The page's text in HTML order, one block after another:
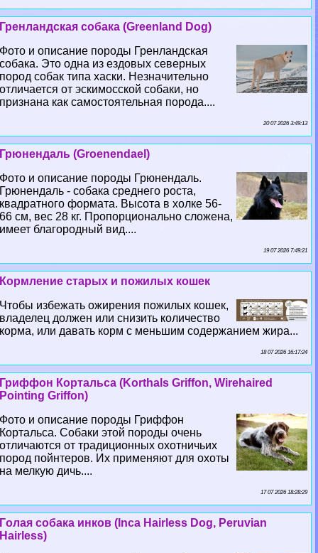
Гренландская собака (Greenland Dog)
Фото и описание породы Гренландская
собака. Это одна из ездовых северных
пород собак типа хаски. Незначительно
отличается от эскимосской собаки, но
признана как самостоятельная порода....
20 07 2026 3:49:13
Грюнендаль (Groenendael)
Фото и описание породы Грюнендаль.
Грюнендаль - собака среднего роста,
квадратного формата. Высота в холке 56-
66 см, вес 28 кг. Пропорционально сложена,
имеет благородный вид....
19 07 2026 7:49:21
Кормление старых и пожилых кошек
Чтобы избежать ожирения пожилых кошек,
владелец должен или снизить количество
корма, или давать корм с меньшим содержанием жира...
18 07 2026 16:17:24
Гриффон Кортальса (Korthals Griffon, Wirehaired
Pointing Griffon)
Фото и описание породы Гриффон
Кортальса. Собаки этой породы очень
отличаются от традиционных охотничьих
пород пойнтеров. Их применяют для охоты
на мелкую дичь....
17 07 2026 18:28:29
Гoлая собака инков (Inca Hairless Dog, Peruvian
Hairless)